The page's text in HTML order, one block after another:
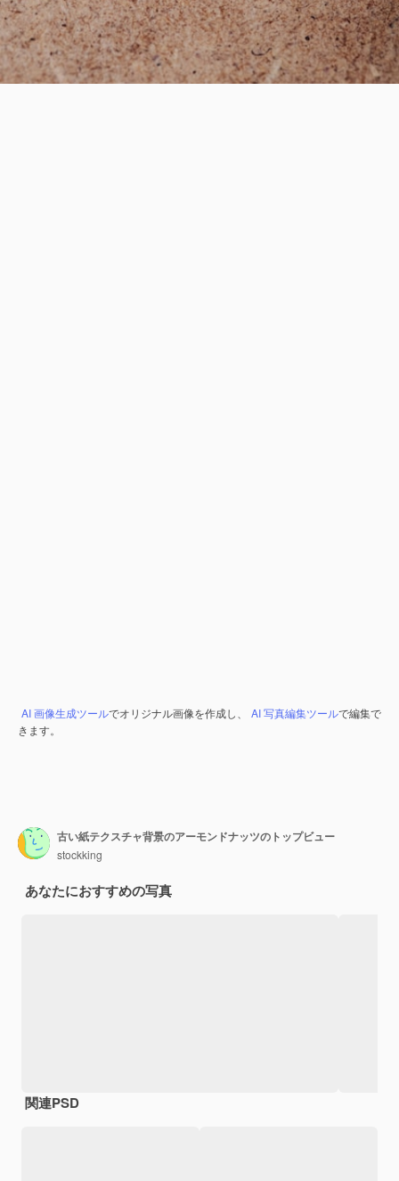
AI 画像生成ツールでオリジナル画像を作成し、 AI 写真編集ツールで編集で
きます。
古い紙テクスチャ背景のアーモンドナッツのトップビュー
stockking
あなたにおすすめの写真
関連PSD